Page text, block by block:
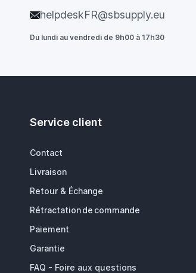
helpdeskFR@sbsupply.eu
Du lundi au vendredi de 9h00 à 17h30
Service client
Contact
Livraison
Retour & Échange
Rétractation de commande
Paiement
Garantie
FAQ - Foire aux questions